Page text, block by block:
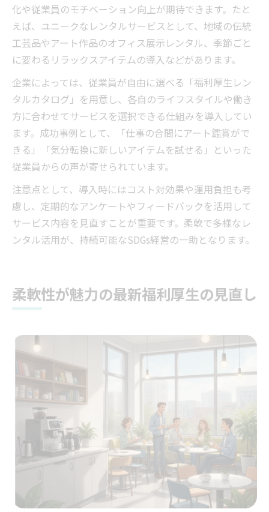
化や従業員のモチベーション向上が期待できます。たと
えば、ユニークなレンタルサービスとして、地域の伝統
工芸品やアート作品のオフィス展示レンタル、季節ごと
に変わるリラックスアイテムの導入などがあります。
企業によっては、従業員が自由に選べる「福利厚生レン
タルカタログ」を用意し、各自のライフスタイルや働き
方に合わせてサービスを選択できる仕組みを導入してい
ます。成功事例として、「仕事の合間にアート鑑賞がで
きる」「気分転換に新しいアイテムを試せる」といった
従業員からの声が寄せられています。
注意点として、導入時にはコスト対効果や運用負担も考
慮し、定期的なアンケートやフィードバックを活用して
サービス内容を見直すことが重要です。柔軟で多様なレ
ンタル活用が、持続可能なSDGs経営の一助となります。
柔軟性が魅力の最新福利厚生の見直し